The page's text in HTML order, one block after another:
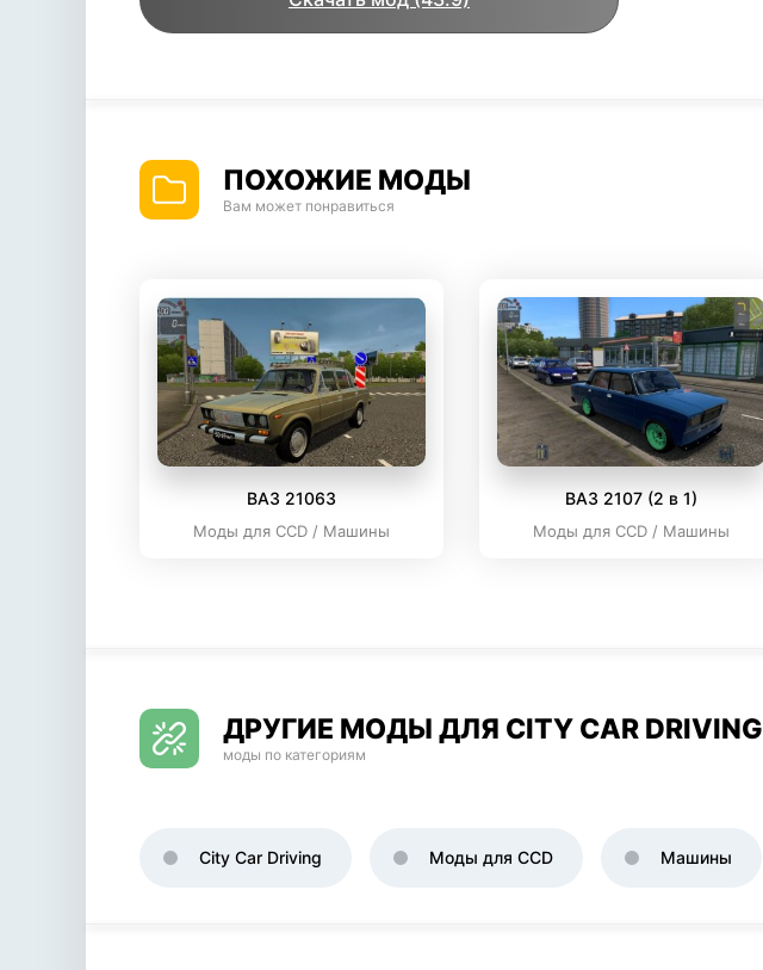
ПОХОЖИЕ МОДЫ
Вам может понравиться
ВАЗ 21063
Моды для CCD / Машины
ВАЗ 2107 (2 в 1)
Моды для CCD / Машины
ДРУГИЕ МОДЫ ДЛЯ CITY CAR DRIVING
моды по категориям
City Car Driving Моды для CCD Машины